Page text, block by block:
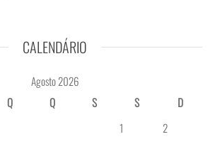
CALENDÁRIO
Agosto 2026
Q Q S S
D
1
2